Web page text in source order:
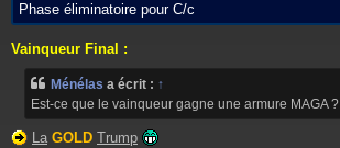
Phase éliminatoire pour C/c
Vainqueur Final :
Ménélas a écrit : ↑
Est-ce que le vainqueur gagne une armure MAGA ?
La GOLD Trump